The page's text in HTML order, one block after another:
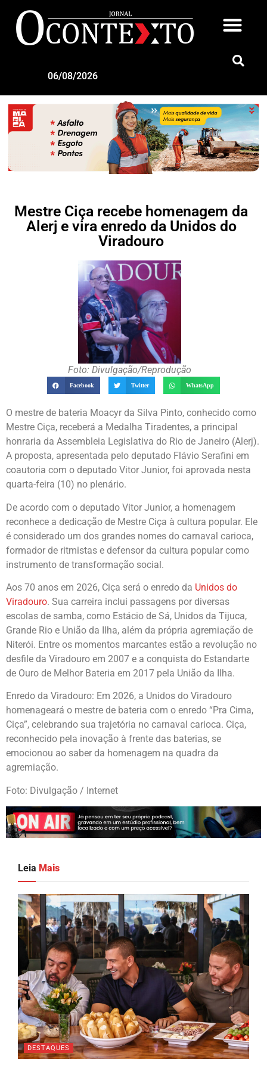
06/08/2026
Mestre Ciça recebe homenagem da
Alerj e vira enredo da Unidos do
Viradouro
Foto: Divulgação/Reprodução
Facebook Twitter WhatsApp
O mestre de bateria Moacyr da Silva Pinto, conhecido como
Mestre Ciça, receberá a Medalha Tiradentes, a principal
honraria da Assembleia Legislativa do Rio de Janeiro (Alerj).
A proposta, apresentada pelo deputado Flávio Serafini em
coautoria com o deputado Vitor Junior, foi aprovada nesta
quarta-feira (10) no plenário.
De acordo com o deputado Vitor Junior, a homenagem
reconhece a dedicação de Mestre Ciça à cultura popular. Ele
é considerado um dos grandes nomes do carnaval carioca,
formador de ritmistas e defensor da cultura popular como
instrumento de transformação social.
Aos 70 anos em 2026, Ciça será o enredo da Unidos do
Viradouro. Sua carreira inclui passagens por diversas
escolas de samba, como Estácio de Sá, Unidos da Tijuca,
Grande Rio e União da Ilha, além da própria agremiação de
Niterói. Entre os momentos marcantes estão a revolução no
desfile da Viradouro em 2007 e a conquista do Estandarte
de Ouro de Melhor Bateria em 2017 pela União da Ilha.
Enredo da Viradouro: Em 2026, a Unidos do Viradouro
homenageará o mestre de bateria com o enredo “Pra Cima,
Ciça”, celebrando sua trajetória no carnaval carioca. Ciça,
reconhecido pela inovação à frente das baterias, se
emocionou ao saber da homenagem na quadra da
agremiação.
Foto: Divulgação / Internet
Leia Mais
DESTAQUES